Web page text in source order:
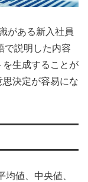
がある新入社員
で説明した内容
生成することが
決定が容易にな
均値、中央値、